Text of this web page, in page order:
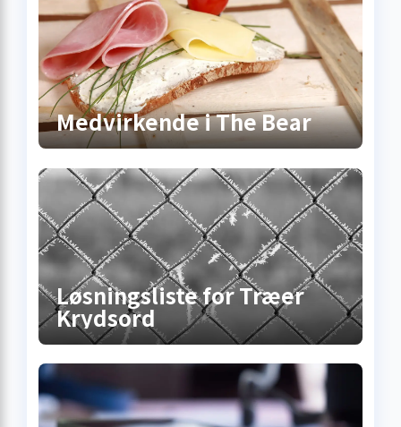
Medvirkende i The Bear
Løsningsliste for Træer
Krydsord